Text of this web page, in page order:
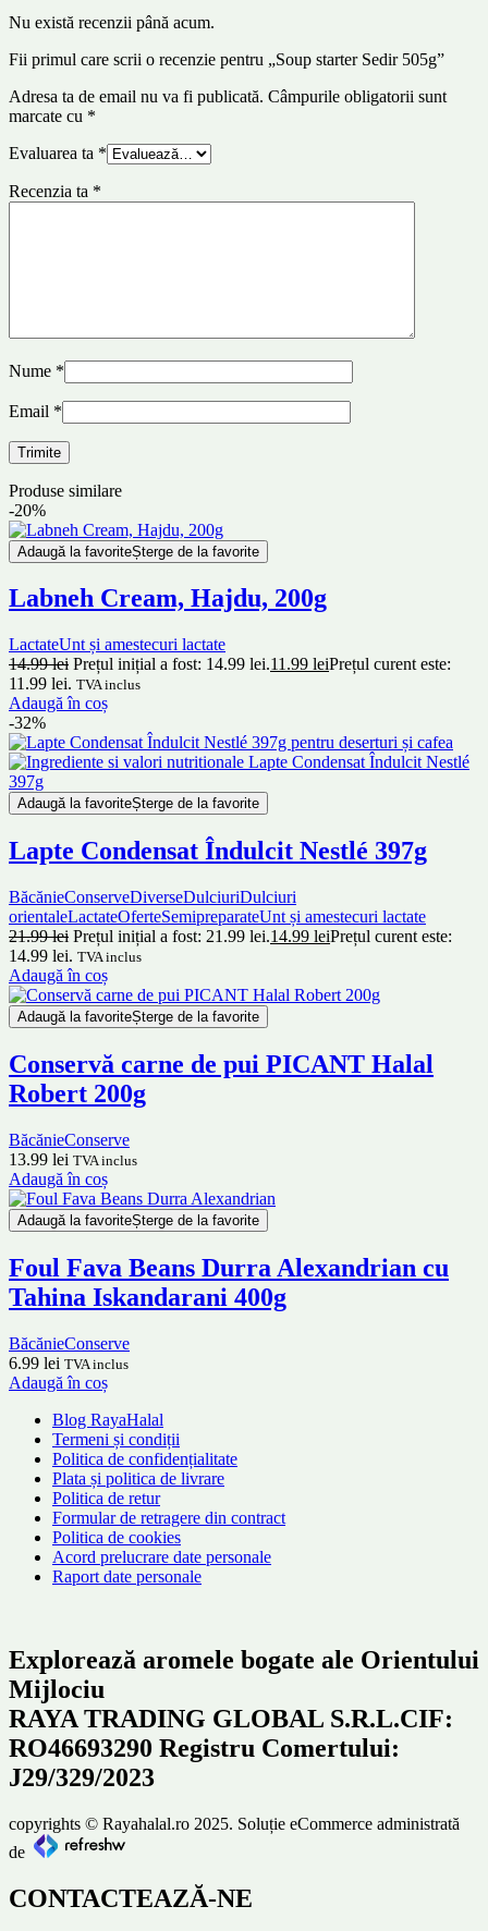
Nu există recenzii până acum.
Fii primul care scrii o recenzie pentru „Soup starter Sedir 505g”
Adresa ta de email nu va fi publicată. Câmpurile obligatorii sunt
marcate cu *
Evaluarea ta *
Recenzia ta *
Nume *
Email *
Produse similare
-20%
Adaugă la favoriteȘterge de la favorite
Labneh Cream, Hajdu, 200g
LactateUnt și amestecuri lactate
14.99lei Prețul inițial a fost: 14.99 lei.11.99 leiPrețul curent este:
11.99 lei. TVA inclus
Adaugă în coș
-32%
Adaugă la favoriteȘterge de la favorite
Lapte Condensat Îndulcit Nestlé 397g
BăcănieConserveDiverseDulciuriDulciuri
orientaleLactateOferteSemipreparateUnt și amestecuri lactate
21.99lei Prețul inițial a fost: 21.99 lei.14.99 leiPrețul curent este:
14.99 lei. TVA inclus
Adaugă în coș
Adaugă la favoriteȘterge de la favorite
Conservă carne de pui PICANT Halal
Robert 200g
BăcănieConserve
13.99 lei TVA inclus
Adaugă în coș
Adaugă la favoriteȘterge de la favorite
Foul Fava Beans Durra Alexandrian cu
Tahina Iskandarani 400g
BăcănieConserve
6.99 lei TVA inclus
Adaugă în coș
Blog RayaHalal
Termeni și condiții
Politica de confidențialitate
Plata și politica de livrare
Politica de retur
Formular de retragere din contract
Politica de cookies
Acord prelucrare date personale
Raport date personale
Explorează aromele bogate ale Orientului
Mijlociu
RAYA TRADING GLOBAL S.R.L.CIF:
RO46693290 Registru Comertului:
J29/329/2023
copyrights © Rayahalal.ro 2025. Soluție eCommerce administrată
de
CONTACTEAZĂ-NE